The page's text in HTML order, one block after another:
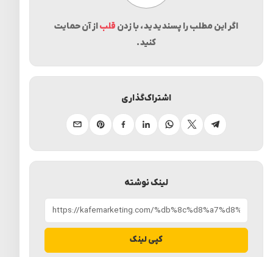
اگر این مطلب را پسندیدید، با زدن قلباز آن حمایت
کنید.
لینک نوشته
کپی لینک
اشتراک‌گذاری
تلگرام ایکسواتساپلینکدینفیسبوکپینترستایمیل